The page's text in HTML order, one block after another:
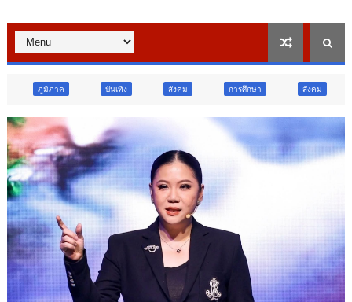
บันเทิง การศึกษา สังคม การเมือง